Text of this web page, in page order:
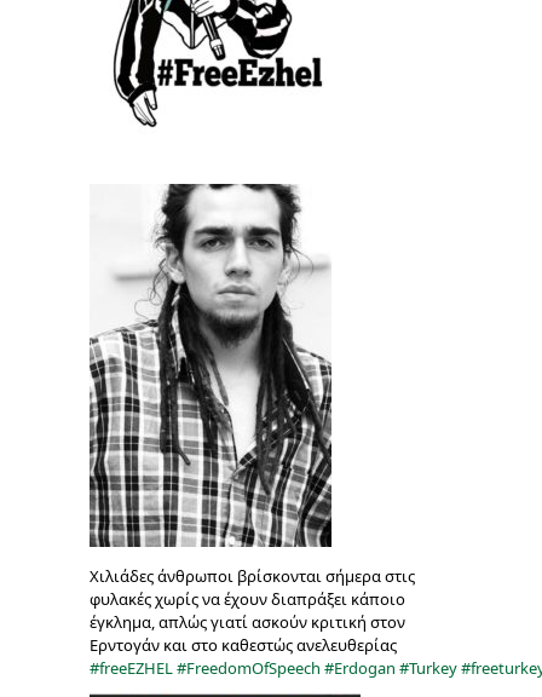
Χιλιάδες άνθρωποι βρίσκονται σήμερα στις
φυλακές χωρίς να έχουν διαπράξει κάποιο
έγκλημα, απλώς γιατί ασκούν κριτική στον
Ερντογάν και στο καθεστώς ανελευθερίας
#freeEZHEL#FreedomOfSpeech #Erdogan #Turkey#